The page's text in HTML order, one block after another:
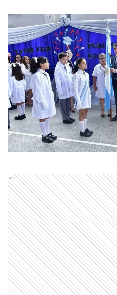
Ads